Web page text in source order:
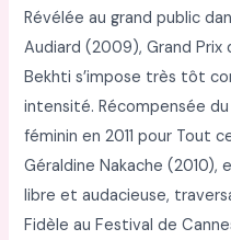
Révélée au grand public
Audiard (2009), Grand Prix
Bekhti s’impose très tôt
intensité. Récompensée
féminin en 2011 pour Tout
Géraldine Nakache
libre et audacieuse,
Fidèle au Festival de